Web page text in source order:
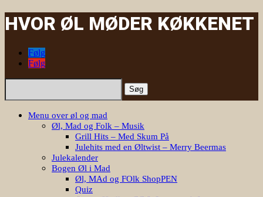
HVOR ØL MØDER KØKKENET
Følg
Følg
Søg
Menu over øl og mad
Øl, Mad og Folk – Musik
Grill Hits – Med Skum På
Julehits med en Øltwist – Merry Beermas
Julekalender
Bogen Øl i Mad
Øl, MAd og FOlk ShopPEN
Quiz